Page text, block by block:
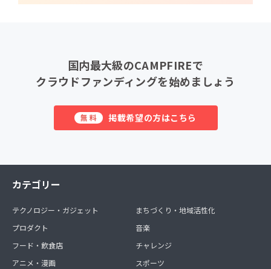
国内最大級のCAMPFIREで
クラウドファンディングを始めましょう
無料 掲載希望の方はこちら
カテゴリー
テクノロジー・ガジェット
プロダクト
フード・飲食店
アニメ・漫画
まちづくり・地域活性化
音楽
チャレンジ
スポーツ